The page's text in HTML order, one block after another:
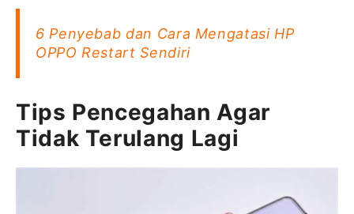
6 Penyebab dan Cara Mengatasi HP
OPPO Restart Sendiri
Tips Pencegahan Agar
Tidak Terulang Lagi